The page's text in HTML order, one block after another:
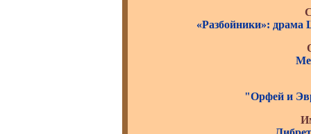
«Разбойники»: драма
"Орфей и